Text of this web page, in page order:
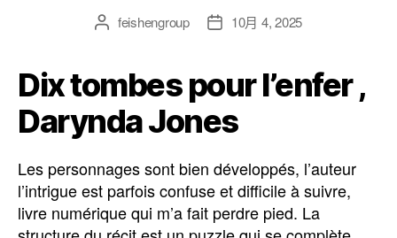
feishengroup 10月 4, 2025
Dix tombes pour l’enfer ,
Darynda Jones
Les personnages sont bien développés, l’auteur
l’intrigue est parfois confuse et difficile à suivre,
livre numérique qui m’a fait perdre pied. La